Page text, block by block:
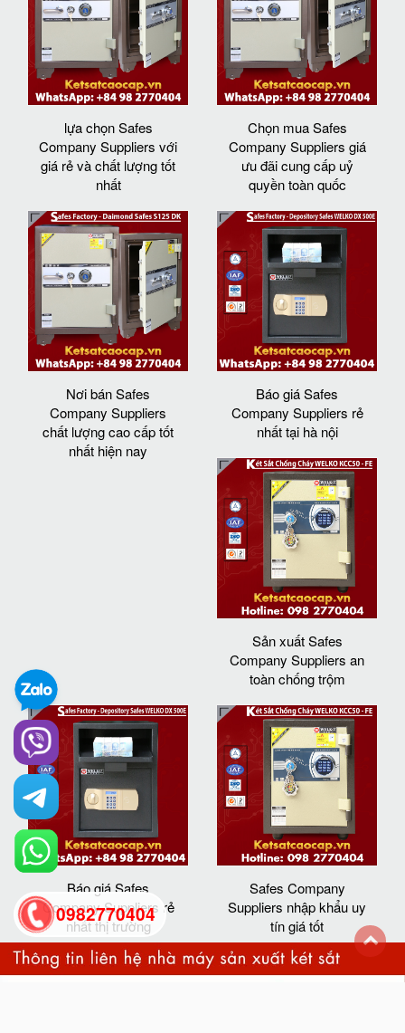
lựa chọn Safes
Company Suppliers với
giá rẻ và chất lượng tốt
nhất
Chọn mua Safes
Company Suppliers giá
ưu đãi cung cấp uỷ
quyền toàn quốc
Nơi bán Safes
Company Suppliers
chất lượng cao cấp tốt
nhất hiện nay
Báo giá Safes
Company Suppliers rẻ
nhất tại hà nội
Sản xuất Safes
Company Suppliers an
toàn chống trộm
Báo giá Safes
Company Suppliers rẻ
nhất thị trường
Safes Company
Suppliers nhập khẩu uy
tín giá tốt
0982770404
back